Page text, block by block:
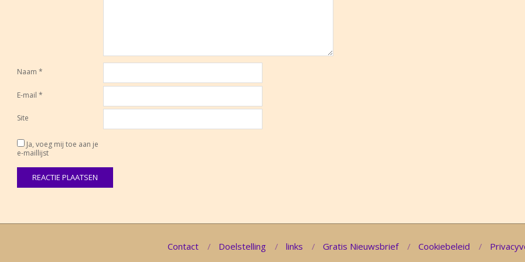
Naam *
E-mail *
Site
Ja, voeg mij toe aan je
e-maillijst
Contact Doelstelling links Gratis Nieuwsbrief Cookiebeleid